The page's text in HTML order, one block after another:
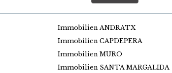
Immobilien ANDRATX
Immobilien CAPDEPERA
Immobilien MURO
Immobilien SANTA MARGALIDA